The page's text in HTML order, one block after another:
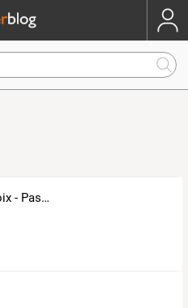
Points de croix - Passion